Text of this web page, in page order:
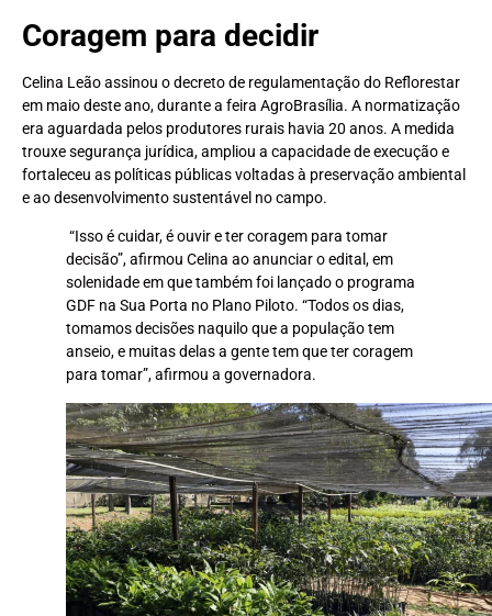
Coragem para decidir
Celina Leão assinou o decreto de regulamentação do Reflorestar
em maio deste ano, durante a feira AgroBrasília. A normatização
era aguardada pelos produtores rurais havia 20 anos. A medida
trouxe segurança jurídica, ampliou a capacidade de execução e
fortaleceu as políticas públicas voltadas à preservação ambiental
e ao desenvolvimento sustentável no campo.
“Isso é cuidar, é ouvir e ter coragem para tomar
decisão”, afirmou Celina ao anunciar o edital, em
solenidade em que também foi lançado o programa
GDF na Sua Porta no Plano Piloto. “Todos os dias,
tomamos decisões naquilo que a população tem
anseio, e muitas delas a gente tem que ter coragem
para tomar”, afirmou a governadora.